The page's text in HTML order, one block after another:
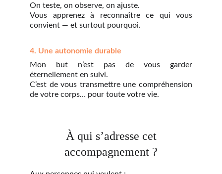
On teste, on observe, on ajuste.
Vous apprenez à reconnaître ce qui vous
convient — et surtout pourquoi.
4. Une autonomie durable
Mon but n’est pas de vous garder
éternellement en suivi.
C’est de vous transmettre une compréhension
de votre corps… pour toute votre vie.
accompagnement ?